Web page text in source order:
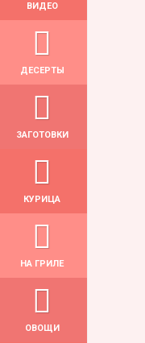
ВИДЕО
ДЕСЕРТЫ
ЗАГОТОВКИ
КУРИЦА
НА ГРИЛЕ
ОВОЩИ